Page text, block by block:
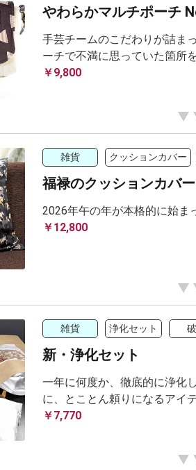
やわらかマルチポーチ
手芸チームのこだわりが詰ま
ーチで不満に思っていた箇所
￥9,800
雑貨 クッションカバー
福禄のクッションカバ
2026年午の年が本格的に始ま
￥12,800
雑貨 浄化セット
新・浄化セット
一年に何度か、徹底的に浄化
に、とことん頼りになるアイ
￥7,770